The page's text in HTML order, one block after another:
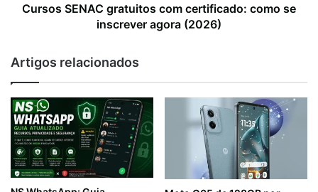
Cursos SENAC gratuitos com certificado: como se
inscrever agora (2026)
Artigos relacionados